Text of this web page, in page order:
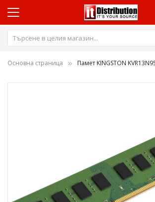
Основна страница Памет KINGSTON